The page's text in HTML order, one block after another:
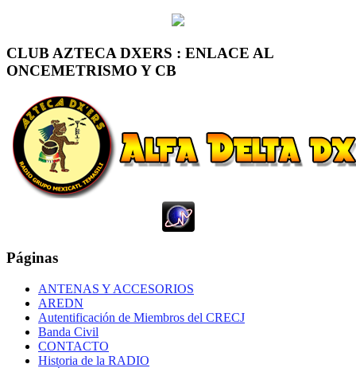
CLUB AZTECA DXERS : ENLACE AL
ONCEMETRISMO Y CB
Páginas
ANTENAS Y ACCESORIOS
AREDN
Autentificación de Miembros del CRECJ
Banda Civil
CONTACTO
Historia de la RADIO